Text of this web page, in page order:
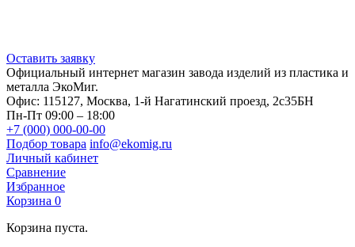
Оставить заявку
Официальный интернет магазин завода изделий из пластика и
металла ЭкоМиг.
Офис: 115127, Москва, 1-й Нагатинский проезд, 2с35БН
Пн-Пт 09:00 – 18:00
+7 (000) 000-00-00
Подбор товара info@ekomig.ru
Личный кабинет
Сравнение
Избранное
Корзина 0
Корзина пуста.